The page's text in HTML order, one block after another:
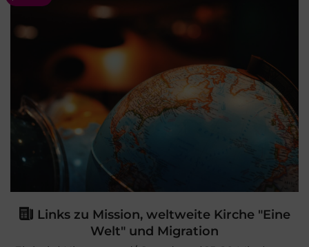
Links zu Mission, weltweite Kirche "Eine
Welt" und Migration